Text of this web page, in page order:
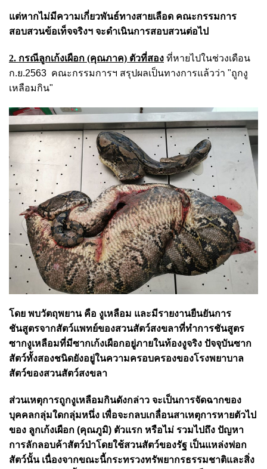
แต่หากไม่มีความเกี่ยวพันธ์ทางสายเลือด คณะกรรมการ
สอบสวนข้อเท็จจริงฯ จะดำเนินการสอบสวนต่อไป
2. กรณีลูกเก้งเผือก (คุณภาค) ตัวที่สอง ที่หายไปในช่วงเดือน
ก.ย.2563 คณะกรรมการฯ สรุปผลเป็นทางการแล้วว่า "ถูกงู
เหลือมกิน"
โดย พบวัตถุพยาน คือ งูเหลือม และมีรายงานยืนยันการ
ชันสูตรจากสัตว์แพทย์ของสวนสัตว์สงขลาที่ทำการชันสูตร
ซากงูเหลือมที่มีซากเก้งเผือกอยู่ภายในท้องงูจริง ปัจจุบันซาก
สัตว์ทั้งสองชนิดยังอยู่ในความครอบครองของโรงพยาบาล
สัตว์ของสวนสัตว์สงขลา
ส่วนเหตุการถูกงูเหลือมกินดังกล่าว จะเป็นการจัดฉากของ
บุคคลกลุ่มใดกลุ่มหนึ่ง เพื่อจะกลบเกลื่อนสาเหตุการหายตัวไป
ของ ลูกเก้งเผือก (คุณภูมิ) ตัวแรก หรือไม่ รวมไปถึง ปัญหา
การลักลอบค้าสัตว์ป่าโดยใช้สวนสัตว์ของรัฐ เป็นแหล่งฟอก
สัตว์นั้น เนื่องจากขณะนี้กระทรวงทรัพยากรธรรมชาติและสิ่ง